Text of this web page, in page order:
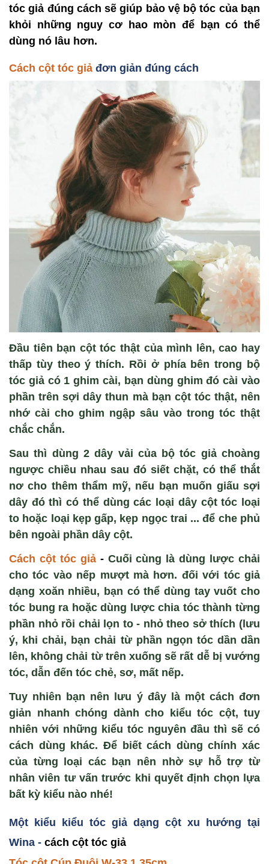
tóc giả đúng cách sẽ giúp bảo vệ bộ tóc của bạn
khỏi những nguy cơ hao mòn để bạn có thể
dùng nó lâu hơn.
Cách cột tóc giả đơn giản đúng cách
Đầu tiên bạn cột tóc thật của mình lên, cao hay
thấp tùy theo ý thích. Rồi ở phía bên trong bộ
tóc giả có 1 ghim cài, bạn dùng ghim đó cài vào
phần trên sợi dây thun mà bạn cột tóc thật, nên
nhớ cài cho ghim ngập sâu vào trong tóc thật
chắc chắn.
Sau thì dùng 2 dây vải của bộ tóc giả choàng
ngược chiều nhau sau đó siết chặt, có thể thắt
nơ cho thêm thẩm mỹ, nếu bạn muốn giấu sợi
dây đó thì có thể dùng các loại dây cột tóc loại
to hoặc loại kẹp gấp, kẹp ngọc trai ... để che phủ
bên ngoài phần dây cột.
Cách cột tóc giả - Cuối cùng là dùng lược chải
cho tóc vào nếp mượt mà hơn. đối với tóc giả
dạng xoăn nhiều, bạn có thể dùng tay vuốt cho
tóc bung ra hoặc dùng lược chia tóc thành từng
phần nhỏ rồi chải lọn to - nhỏ theo sở thích (lưu
ý, khi chải, bạn chải từ phần ngọn tóc dần dần
lên, không chải từ trên xuống sẽ rất dễ bị vướng
tóc, dẫn đến tóc chẻ, sơ, mất nếp.
Tuy nhiên bạn nên lưu ý đây là một cách đơn
giản nhanh chóng dành cho kiểu tóc cột, tuy
nhiên với những kiểu tóc nguyên đầu thì sẽ có
cách dùng khác. Để biết cách dùng chính xác
của từng loại các bạn nên nhờ sự hỗ trợ từ
nhân viên tư vấn trước khi quyết định chọn lựa
bất kỳ kiểu nào nhé!
Một kiểu kiểu tóc giả dạng cột xu hướng tại
Wina - cách cột tóc giả